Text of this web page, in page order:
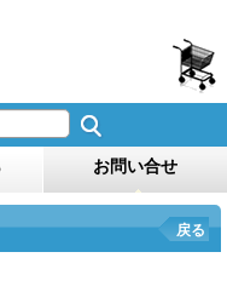
お問い合せ
戻る